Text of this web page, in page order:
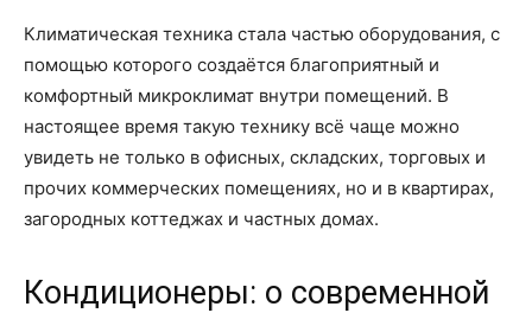
Климатическая техника стала частью оборудования, с
помощью которого создаётся благоприятный и
комфортный микроклимат внутри помещений. В
настоящее время такую технику всё чаще можно
увидеть не только в офисных, складских, торговых и
прочих коммерческих помещениях, но и в квартирах,
загородных коттеджах и частных домах.
Кондиционеры: о современной